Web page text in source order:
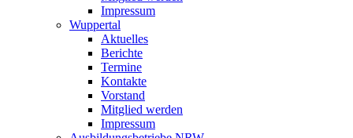
Impressum
Wuppertal
Aktuelles
Berichte
Termine
Kontakte
Vorstand
Mitglied werden
Impressum